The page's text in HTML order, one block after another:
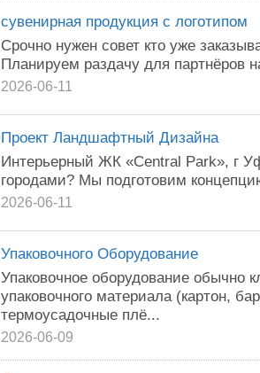
сувенирная продукция с логотипом
Срочно нужен совет кто уже
Планируем раздачу для партнёров
2026-06-11
Проект Ландшафтный Дизайна
Интерьерный ЖК «Central Park», г
городами? Мы подготовим
2026-06-11
Упаковочного Оборудование
Упаковочное оборудование обычно
упаковочного материала (картон,
термоусадочные плё...
2026-06-09